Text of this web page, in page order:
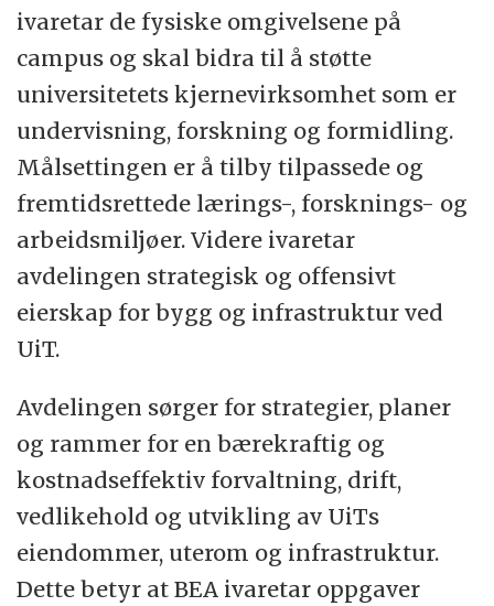
ivaretar de fysiske omgivelsene på
campus og skal bidra til å støtte
universitetets kjernevirksomhet som er
undervisning, forskning og formidling.
Målsettingen er å tilby tilpassede og
fremtidsrettede lærings-, forsknings- og
arbeidsmiljøer. Videre ivaretar
avdelingen strategisk og offensivt
eierskap for bygg og infrastruktur ved
UiT.
Avdelingen sørger for strategier, planer
og rammer for en bærekraftig og
kostnadseffektiv forvaltning, drift,
vedlikehold og utvikling av UiTs
eiendommer, uterom og infrastruktur.
Dette betyr at BEA ivaretar oppgaver